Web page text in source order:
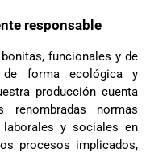
responsable
funcionales y de
forma ecológica y
producción cuenta
normas
laborales y sociales en
procesos implicados,